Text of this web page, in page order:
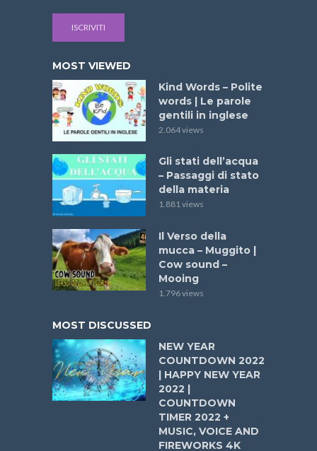
ISCRIVITI
MOST VIEWED
Kind Words – Polite
words | Le parole
gentili in inglese
2.064 views
Gli stati dell’acqua
– Passaggi di stato
della materia
1.881 views
Il Verso della
mucca – Muggito |
Cow sound –
Mooing
1.796 views
MOST DISCUSSED
NEW YEAR
COUNTDOWN 2022
| HAPPY NEW YEAR
2022 |
COUNTDOWN
TIMER 2022 +
MUSIC, VOICE AND
FIREWORKS 4K